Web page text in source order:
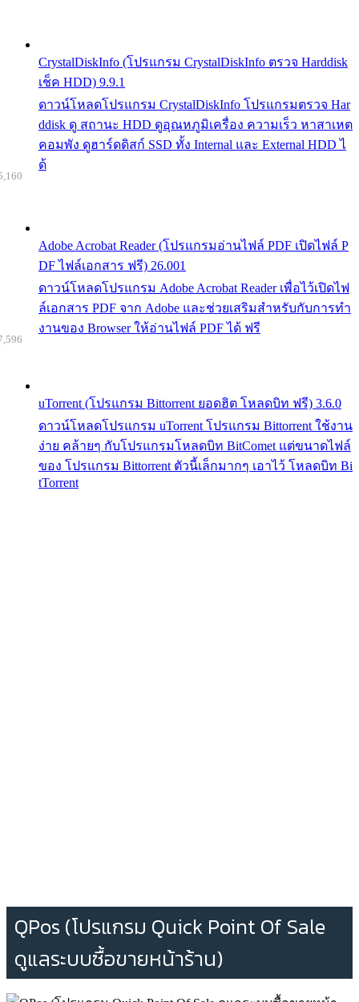
CrystalDiskInfo (โปรแกรม CrystalDiskInfo ตรวจ Harddisk
เช็ค HDD) 9.9.1
ดาวน์โหลดโปรแกรม CrystalDiskInfo โปรแกรมตรวจ Har
ddisk ดู สถานะ HDD ดูอุณหภูมิเครื่อง ความเร็ว หาสาเหต
คอมพัง ดูฮาร์ดดิสก์ SSD ทั้ง Internal และ External HDD ไ
ด้
Adobe Acrobat Reader (โปรแกรมอ่านไฟล์ PDF เปิดไฟล์ P
DF ไฟล์เอกสาร ฟรี) 26.001
ดาวน์โหลดโปรแกรม Adobe Acrobat Reader เพื่อไว้เปิดไฟ
ล์เอกสาร PDF จาก Adobe และช่วยเสริมสำหรับกับการทำ
งานของ Browser ให้อ่านไฟล์ PDF ได้ ฟรี
uTorrent (โปรแกรม Bittorrent ยอดฮิต โหลดบิท ฟรี) 3.6.0
ดาวน์โหลดโปรแกรม uTorrent โปรแกรม Bittorrent ใช้งาน
ง่าย คล้ายๆ กับโปรแกรมโหลดบิท BitComet แต่ขนาดไฟล์
ของ โปรแกรม Bittorrent ตัวนี้เล็กมากๆ เอาไว้ โหลดบิท Bi
tTorrent
QPos (โปรแกรม Quick Point Of Sale
ดูแลระบบซื้อขายหน้าร้าน)